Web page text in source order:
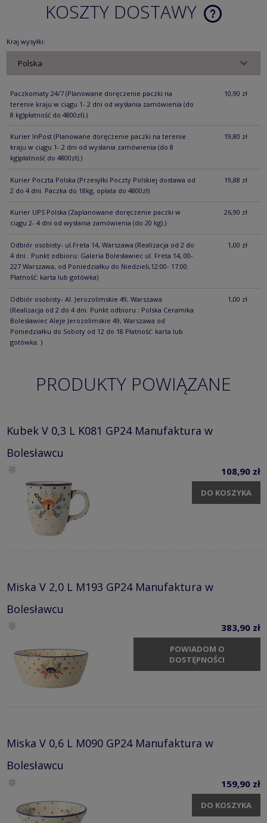
KOSZTY DOSTAWY
CENA NIE
Kraj wysyłki:
Paczkomaty 24/7 (Planowane doręczenie paczki na
terenie kraju w ciągu 1- 2 dni od wysłania zamówienia (do
8 kg)płatność do 4800zł).)
10,90 zł
Kurier InPost (Planowane doręczenie paczki na terenie
kraju w ciągu 1- 2 dni od wysłania zamówienia (do 8
kg)płatność do 4800zł).)
19,80 zł
Kurier Poczta Polska (Przesyłki Poczty Polskiej dostawa od
2 do 4 dni. Paczka do 18kg, opłata do 4800zł)
19,88 zł
Kurier UPS Polska (Zaplanowane doręczenie paczki w
ciągu 2- 4 dni od wysłania zamówienia (do 20 kg).)
26,90 zł
Odbiór osobisty- ul.Freta 14, Warszawa (Realizacja od 2 do
4 dni . Punkt odbioru: Galeria Bolesławiec ul. Freta 14, 00-
227 Warszawa, od Poniedziałku do Niedzieli,12:00- 17:00.
Płatność: karta lub gotówka)
1,00 zł
Odbiór osobisty- Al. Jerozolimskie 49, Warszawa
(Realizacja od 2 do 4 dni. Punkt odbioru : Polska Ceramika
Bolesławiec Aleje Jerozolimskie 49, Warszawa od
Poniedziałku do Soboty od 12 do 18 Płatność: karta lub
gotówka. )
1,00 zł
PRODUKTY POWIĄZANE
Kubek V 0,3 L K081 GP24 Manufaktura w
Bolesławcu
108,90 zł
DO KOSZYKA
Miska V 2,0 L M193 GP24 Manufaktura w
Bolesławcu
383,90 zł
POWIADOM O
DOSTĘPNOŚCI
Miska V 0,6 L M090 GP24 Manufaktura w
Bolesławcu
159,90 zł
DO KOSZYKA